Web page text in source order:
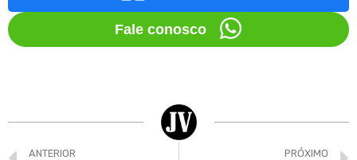
Fale conosco
ANTERIOR PRÓXIMO